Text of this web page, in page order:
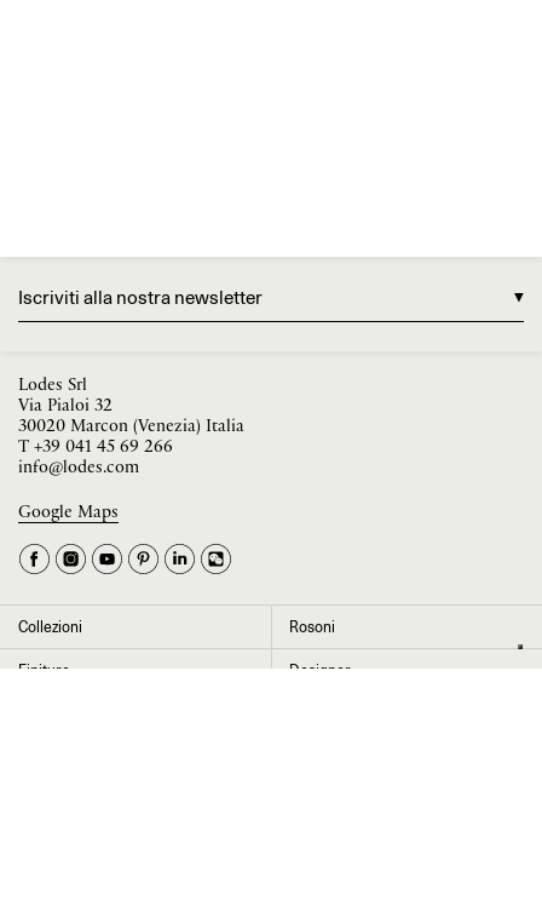
Iscriviti alla nostra newsletter
La tua occupazione è
Seleziona il paese ►
newsletter
Lodes Srl
Via Pialoi 32
30020 Marcon (Venezia) Italia
T +39 041 45 69 266
info@lodes.com
Google Maps
Collezioni Rosoni
Finiture Designer